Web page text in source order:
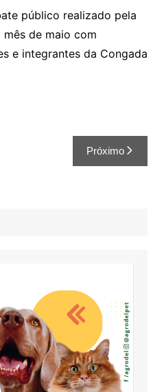
público realizado pela
de maio com
e integrantes da Congada
Próximo